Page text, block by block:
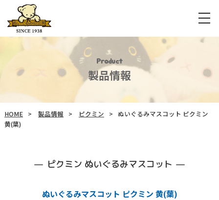
Product
製品情報
HOME 製品情報 ピクミン
ぬいぐるみマスコット ピクミン
黄(葉)
ピクミン ぬいぐるみマスコット
ぬいぐるみマスコット ピクミン 黄(葉)